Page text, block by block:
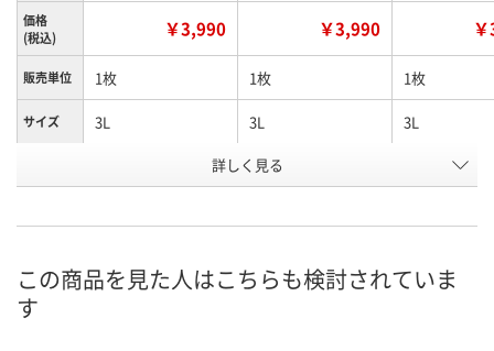
価格
(税込)
￥3,990 ￥3,990
販売単位 1枚 1枚 1枚
サイズ 3L 3L 3L
サックス ダークグレー
号
お届け日
詳しく見る
この商品を見た人はこちらも検討されていま
す